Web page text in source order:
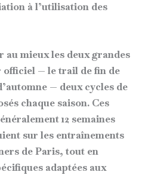
à l’utilisation des
mieux les deux grandes
officiel — le trail de fin de
— deux cycles de
chaque saison. Ces
12 semaines
sur les entraînements
de Paris, tout en
adaptées aux